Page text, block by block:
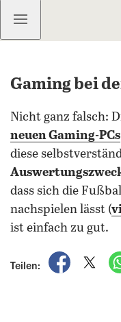
Kostenlos
Gaming bei
Nicht ganz falsch:
neuen Gaming-PCs
diese
dass sich die
nachspielen lässt (
ist einfach zu gut.
Teilen:
auf